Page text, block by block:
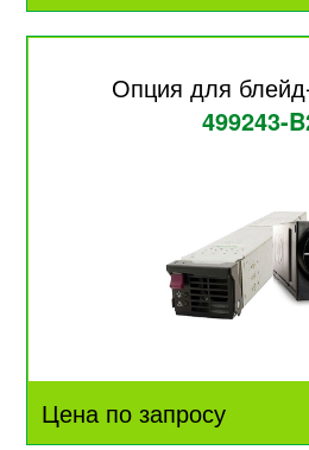
Опция для
499243-
Цена по запросу